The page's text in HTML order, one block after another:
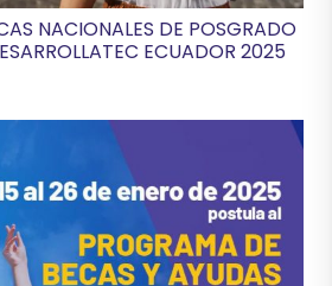
NACIONALES DE POSGRADO
ECUADOR 2025